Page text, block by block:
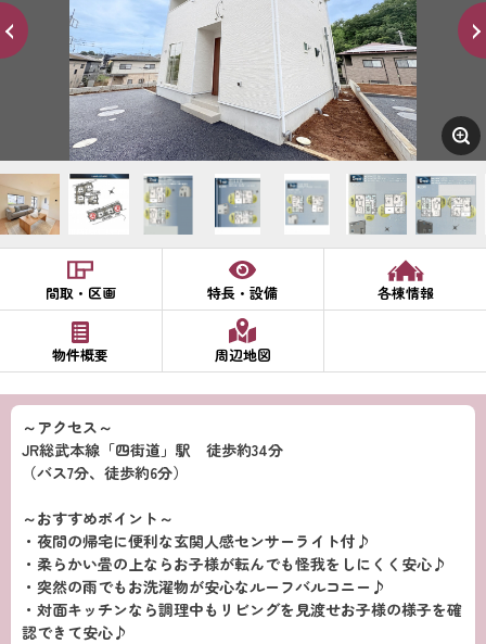
間取・区画 特長・設備 各棟情報
物件概要 周辺地図
～アクセス～
JR総武本線「四街道」駅 徒歩約34分
（バス7分、徒歩約6分）
～おすすめポイント～
・夜間の帰宅に便利な玄関人感センサーライト付♪
・柔らかい畳の上ならお子様が転んでも怪我をしにくく安心♪
・突然の雨でもお洗濯物が安心なルーフバルコニー♪
・対面キッチンなら調理中もリビングを見渡せお子様の様子を確
認できて安心♪